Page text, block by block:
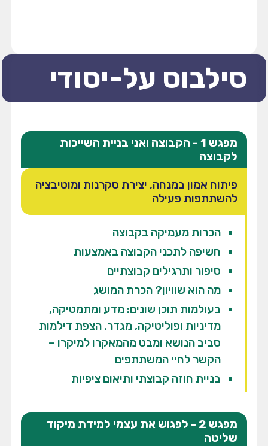
סילבוס על-יסודי
מפגש 1 - הקבוצה ואני בניית השייכות
לקבוצה
פיתוח אמון במנחה, יצירת סקרנות ומוטיבציה
להשתתפות פעילה
הכרות מעמיקה בקבוצה
חשיפה לתכני הקבוצה באמצעות
סיפור ותרגילים קבוצתיים
מה הוא שוויון? הכרת המושג
בעולמות תוכן שונים: מדע ומתמטיקה,
מדיניות ופוליטיקה, מגדר. הצפת דילמות
סביב הנושא ומבט מהמאקרו למיקרו –
הקשר לחיי המשתתפים
בניית חוזה קבוצתי ותיאום ציפיות
מפגש 2 - לפגוש את עצמי למידת מיקוד
שליטה